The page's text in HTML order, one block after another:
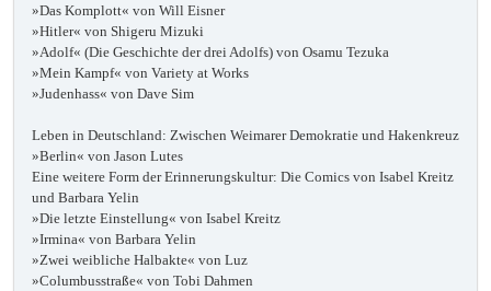
»Das Komplott« von Will Eisner
»Hitler« von Shigeru Mizuki
»Adolf« (Die Geschichte der drei Adolfs) von Osamu Tezuka
»Mein Kampf« von Variety at Works
»Judenhass« von Dave Sim
Leben in Deutschland: Zwischen Weimarer Demokratie und Hakenkreuz
»Berlin« von Jason Lutes
Eine weitere Form der Erinnerungskultur: Die Comics von Isabel Kreitz
und Barbara Yelin
»Die letzte Einstellung« von Isabel Kreitz
»Irmina« von Barbara Yelin
»Zwei weibliche Halbakte« von Luz
»Columbusstraße« von Tobi Dahmen